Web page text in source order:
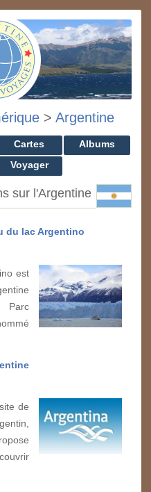
> Argentine
Cartes
Albums
Voyager
sur l'Argentine
du lac Argentino
est
Parc
de